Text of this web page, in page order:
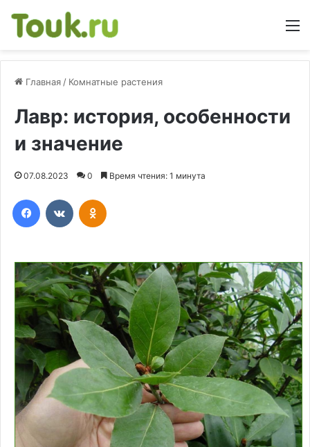
Главная / Комнатные растения
Лавр: история, особенности
и значение
07.08.2023 0 Время чтения: 1 минута